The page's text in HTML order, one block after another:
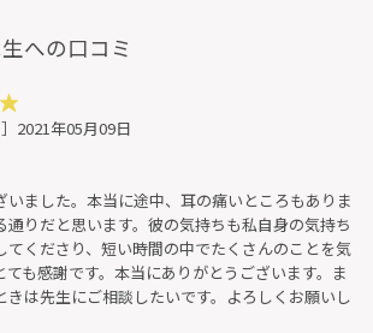
への口コミ
］2021年05月09日
いました。本当に途中、耳の痛いところもありま
通りだと思います。彼の気持ちも私自身の気持ち
てくださり、短い時間の中でたくさんのことを気
も感謝です。本当にありがとうございます。ま
きは先生にご相談したいです。よろしくお願いし